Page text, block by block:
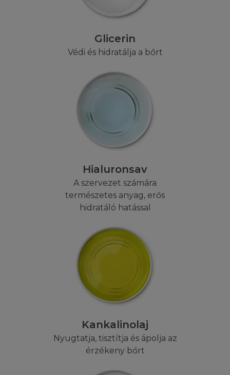
Glicerin
Védi és hidratálja a bőrt
Hialuronsav
A szervezet számára
természetes anyag, erős
hidratáló hatással
Kankalinolaj
Nyugtatja, tisztítja és ápolja az
érzékeny bőrt
anyagokat és azok tartalmát semmilyen
rádiós adásban vagy computeres hálózaton).
Nem tehet közzé a Honlapról semmilyen
tartalmat egy másik honlap részeként, sem
mint hiperhivatkozás, sem bármilyen más
módon. A Honlap és az információk amiket a
honlap tartalmaz nem használhatók fel
adatbázishoz, azon felül a Honlap sem
tárolható semmilyen adatbázisban, mint
kapcsolati forrás Önnek vagy egy harmadik
ENGEDÉLYEZÉS
Amennyiben szeretne információt szerezni a
L'Oréal tartalmainak felhasználái feltételeiről,
linkelni, az engedélyezéssel kapcsolatban
szeretne érdeklődni, küldjön e-mailt a
kérdéseivel a Webmesternek.
NINCS GARANCIA
Előfordulhat, hogy a honlapon a L'Oréaltól
függetlenül módosítás történik, ezért - ha a
törvény másként nem rendelkezik - a L'Oréal
semmilyen természetű garanciát nem vállal
az weboldalai pontosságára,
megbízhatóságára, vagy tartalmára